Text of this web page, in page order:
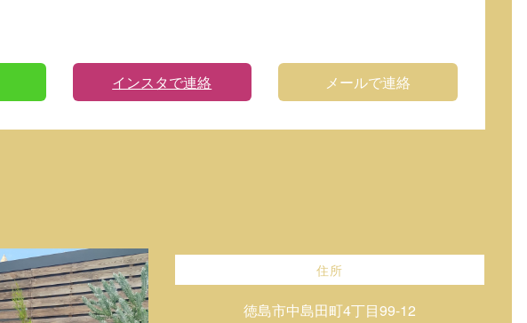
インスタで連絡 メールで連絡
住所
徳島市中島田町4丁目99-12